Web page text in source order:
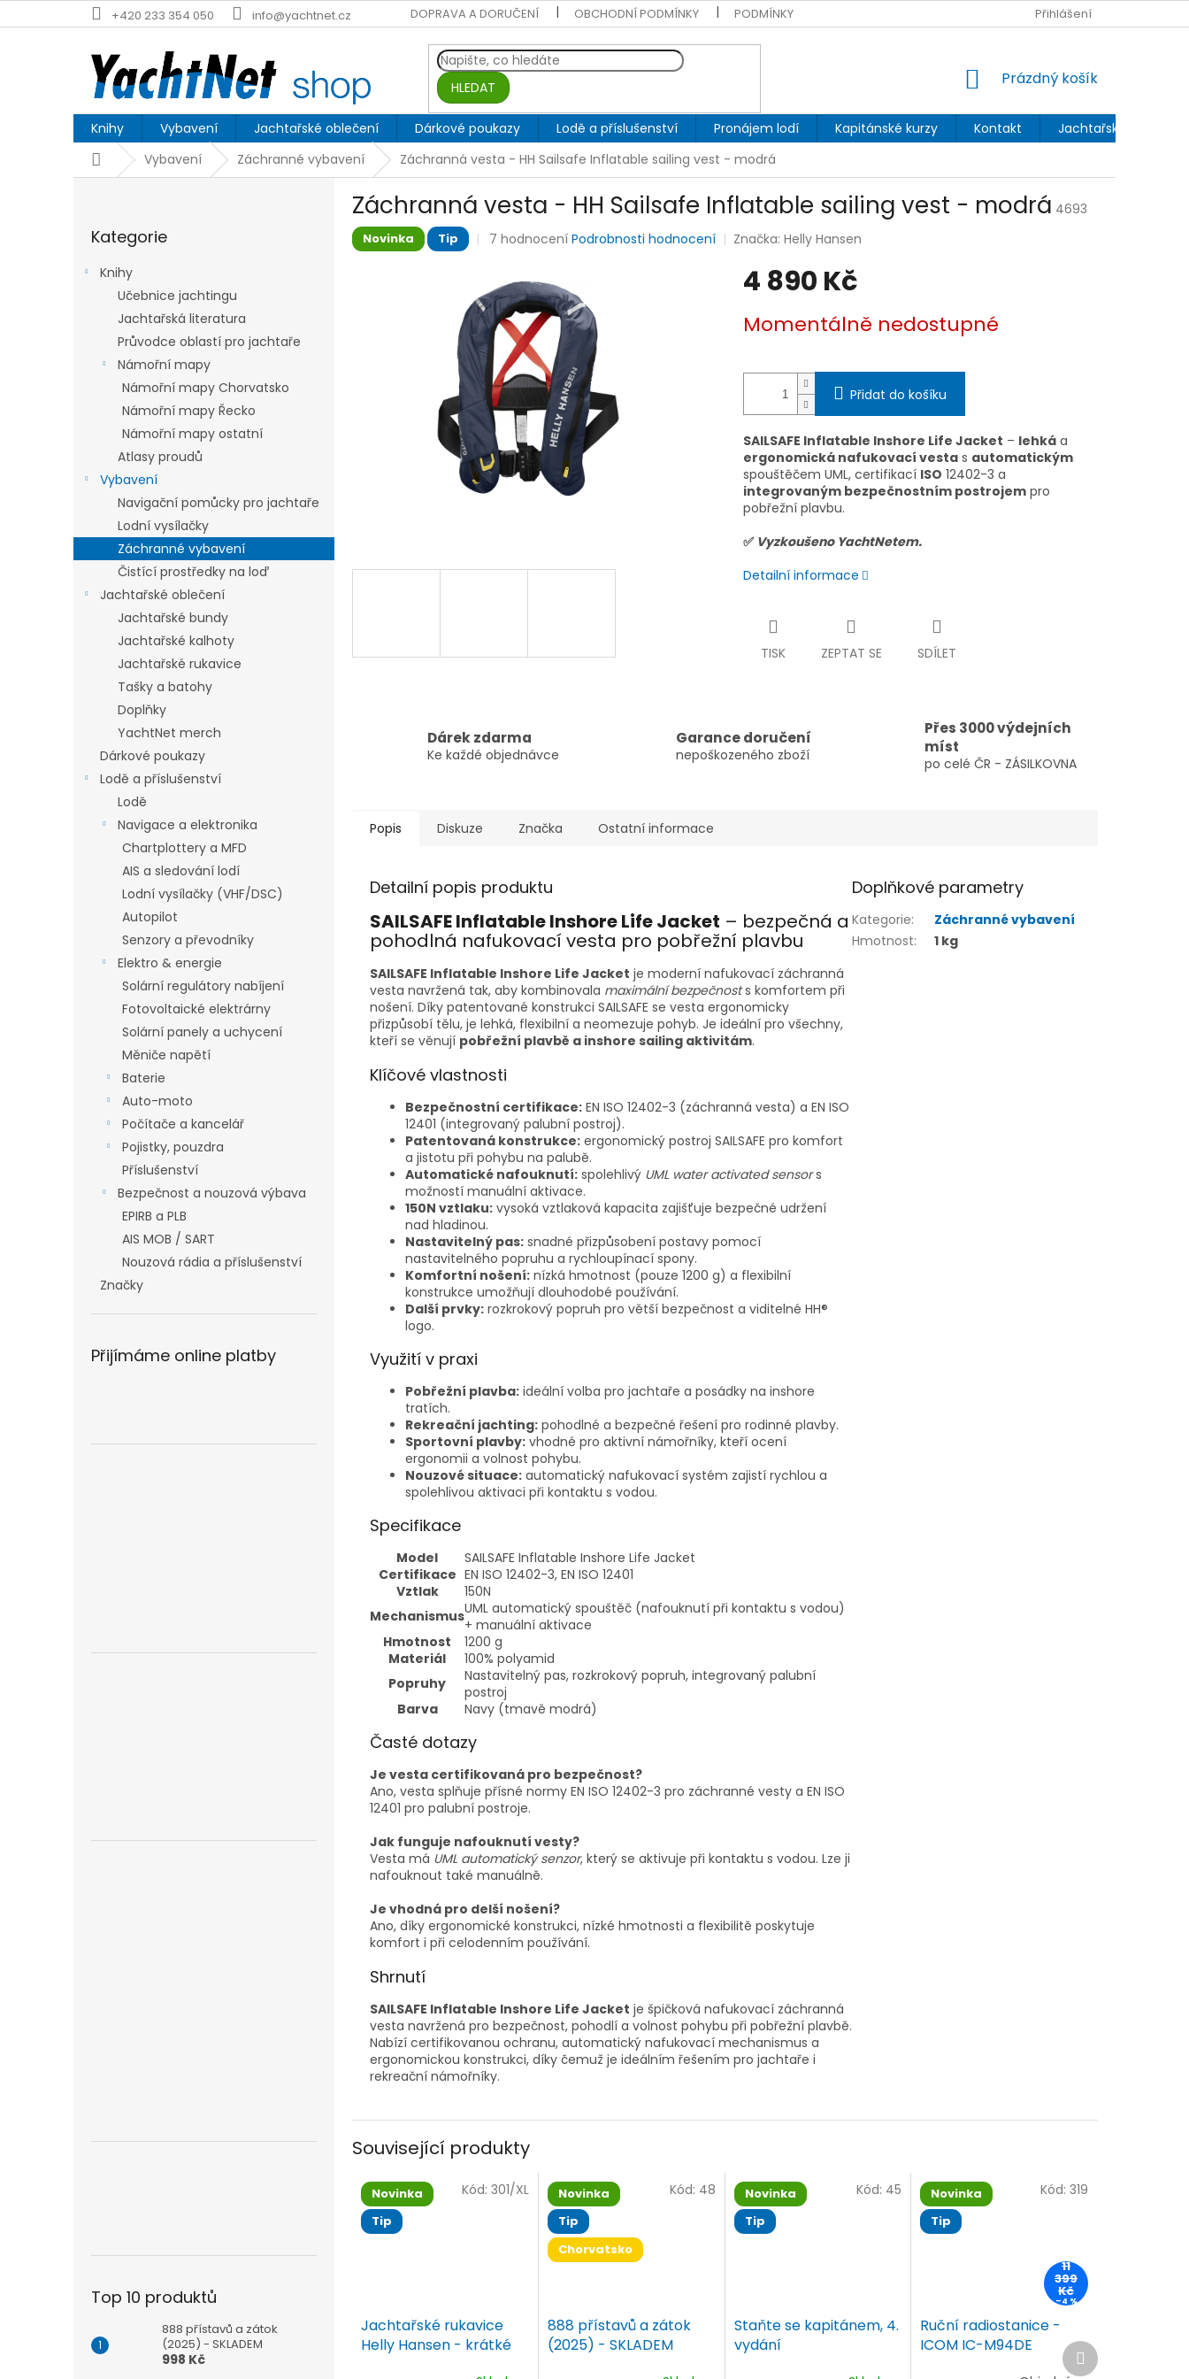
na
+420 233 354 050 info@yachtnet.cz DOPRAVA A DORUČENÍ OBCHODNÍ PODMÍNKY PODMÍNKY OCHRANY OSOBNÍCH ÚDAJŮ Přihlášení
HLEDAT
NÁKUPNÍ
Prázdný košík
Knihy Vybavení Jachtařské oblečení Dárkové poukazy Lodě a příslušenství Pronájem lodí Kapitánské kurzy Kontakt
Jachtařský blog
DomůVybavení Záchranné vybavení Záchranná vesta - HH Sailsafe Inflatable sailing vest - modrá
kategorie
Kategorie
Knihy
Učebnice jachtingu
Jachtařská literatura
Průvodce oblastí pro jachtaře
Námořní mapy
Námořní mapy Chorvatsko
Námořní mapy Řecko
Námořní mapy ostatní
Atlasy proudů
Vybavení
Navigační pomůcky pro jachtaře
Lodní vysílačky
Záchranné vybavení
Čistící prostředky na loď
Jachtařské oblečení
Jachtařské bundy
Jachtařské kalhoty
Jachtařské rukavice
Tašky a batohy
Doplňky
YachtNet merch
Dárkové poukazy
Lodě a příslušenství
Lodě
Navigace a elektronika
Chartplottery a MFD
AIS a sledování lodí
Lodní vysílačky (VHF/DSC)
Autopilot
Senzory a převodníky
Elektro & energie
Solární regulátory nabíjení
Fotovoltaické elektrárny
Solární panely a uchycení
Měniče napětí
Baterie
Auto-moto
Počítače a kancelář
Pojistky, pouzdra
Příslušenství
Bezpečnost a nouzová výbava
EPIRB a PLB
AIS MOB / SART
Nouzová rádia a příslušenství
Značky
Přijímáme online platby
Top 10 produktů
888 přístavů a zátok
(2025) - SKLADEM
998 Kč
Záchranná vesta - HH Sailsafe Inflatable sailing vest - modrá 4693
Novinka Tip
Průměrné
je
4,9
z
5
hvězdiček.
7 hodnocení Podrobnosti hodnocení Značka: Helly Hansen
4 890 Kč
cena:
Momentálně nedostupné
Přidat do košíku
SAILSAFE Inflatable Inshore Life Jacket – lehkáa
ergonomická nafukovací vestas automatickým
spouštěčem UML, certifikací ISO 12402-3 a
integrovaným bezpečnostním postrojempro
pobřežní plavbu.
✅ Vyzkoušeno YachtNetem.
Detailní informace
TISK ZEPTAT SE SDÍLET
Dárek zdarma
Ke každé objednávce
Garance doručení
nepoškozeného zboží
Přes 3000 výdejních
míst
po celé ČR - ZÁSILKOVNA
Popis Diskuze Značka Ostatní informace
Detailní popis produktu
SAILSAFE Inflatable Inshore Life Jacket – bezpečná a
pohodlná nafukovací vesta pro pobřežní plavbu
SAILSAFE Inflatable Inshore Life Jacket je moderní nafukovací záchranná
vesta navržená tak, aby kombinovala maximální bezpečnosts komfortem při
nošení. Díky patentované konstrukci SAILSAFE se vesta ergonomicky
přizpůsobí tělu, je lehká, flexibilní a neomezuje pohyb. Je ideální pro všechny,
kteří se věnují pobřežní plavbě a inshore sailing aktivitám.
Klíčové vlastnosti
Bezpečnostní certifikace: EN ISO 12402-3 (záchranná vesta) a EN ISO
12401 (integrovaný palubní postroj).
Patentovaná konstrukce: ergonomický postroj SAILSAFE pro komfort
a jistotu při pohybu na palubě.
Automatické nafouknutí: spolehlivý UML water activated sensors
možností manuální aktivace.
150N vztlaku: vysoká vztlaková kapacita zajišťuje bezpečné udržení
nad hladinou.
Nastavitelný pas: snadné přizpůsobení postavy pomocí
nastavitelného popruhu a rychloupínací spony.
Komfortní nošení: nízká hmotnost (pouze 1200 g) a flexibilní
konstrukce umožňují dlouhodobé používání.
Další prvky: rozkrokový popruh pro větší bezpečnost a viditelné HH®
logo.
Využití v praxi
Pobřežní plavba: ideální volba pro jachtaře a posádky na inshore
tratích.
Rekreační jachting: pohodlné a bezpečné řešení pro rodinné plavby.
Sportovní plavby: vhodné pro aktivní námořníky, kteří ocení
ergonomii a volnost pohybu.
Nouzové situace: automatický nafukovací systém zajistí rychlou a
spolehlivou aktivaci při kontaktu s vodou.
Specifikace
Model
SAILSAFE Inflatable Inshore Life Jacket
Certifikace EN ISO 12402-3, EN ISO 12401
Vztlak
150N
MechanismusUML automatický spouštěč (nafouknutí při kontaktu s vodou)
+ manuální aktivace
Hmotnost
1200 g
Materiál
100% polyamid
Popruhy
Nastavitelný pas, rozkrokový popruh, integrovaný palubní
postroj
Barva
Navy (tmavě modrá)
Časté dotazy
Je vesta certifikovaná pro bezpečnost?
Ano, vesta splňuje přísné normy EN ISO 12402-3 pro záchranné vesty a EN ISO
12401 pro palubní postroje.
Jak funguje nafouknutí vesty?
Vesta má UML automatický senzor, který se aktivuje při kontaktu s vodou. Lze ji
nafouknout také manuálně.
Je vhodná pro delší nošení?
Ano, díky ergonomické konstrukci, nízké hmotnosti a flexibilitě poskytuje
komfort i při celodenním používání.
Shrnutí
SAILSAFE Inflatable Inshore Life Jacket je špičková nafukovací záchranná
vesta navržená pro bezpečnost, pohodlí a volnost pohybu při pobřežní plavbě.
Nabízí certifikovanou ochranu, automatický nafukovací mechanismus a
ergonomickou konstrukci, díky čemuž je ideálním řešením pro jachtaře i
rekreační námořníky.
Doplňkové parametry
Kategorie:
Záchranné vybavení
Hmotnost: 1 kg
Související produkty
Novinka
Tip
Jachtařské rukavice
Helly Hansen - krátké
Kód: 301/XL
Novinka
Tip
Chorvatsko
888 přístavů a zátok
(2025) - SKLADEM
Kód: 48
Novinka
Tip
Staňte se kapitánem, 4.
vydání
Kód: 45
Novinka
Tip
11
399
Kč
–4 %
Ruční radiostanice -
ICOM IC-M94DE
Kód: 319
Další
produkt